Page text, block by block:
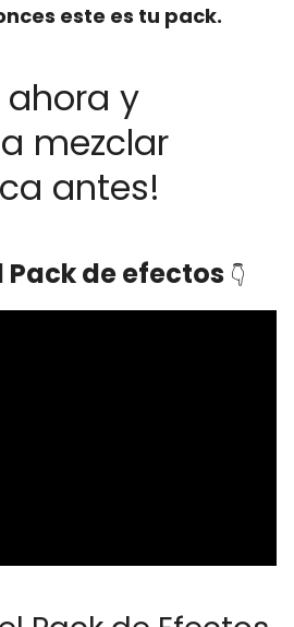
este es tu pack.
ahora y
mezclar
antes!
Pack de efectos 👇